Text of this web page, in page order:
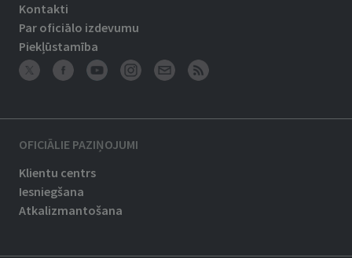
Kontakti
Par oficiālo izdevumu
Piekļūstamība
OFICIĀLIE PAZIŅOJUMI
Klientu centrs
Iesniegšana
Atkalizmantošana